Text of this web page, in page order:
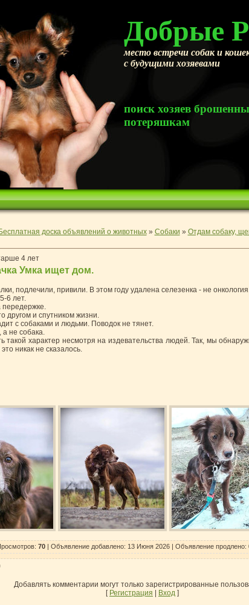
Добрые
место встречи собак и
с будущими хозяевами
поиск хозяев
потеряшкам
Бесплатная доска объявлений о животных» Собаки » Отдам собаку,
4 лет
Умка ищет дом.
подлечили, привили. В этом году удалена селезенка - не
6 лет.
передержке.
другом и спутником жизни.
с собаками и людьми. Поводок не тянет.
не собака.
такой характер несмотря на издевательства людей. Так, мы
никак не сказалось.
: 70| Объявление добавлено: 13 Июня 2026| Объявление продлено:
Добавлять комментарии могут только зарегистрированные
[ Регистрация Вход ]